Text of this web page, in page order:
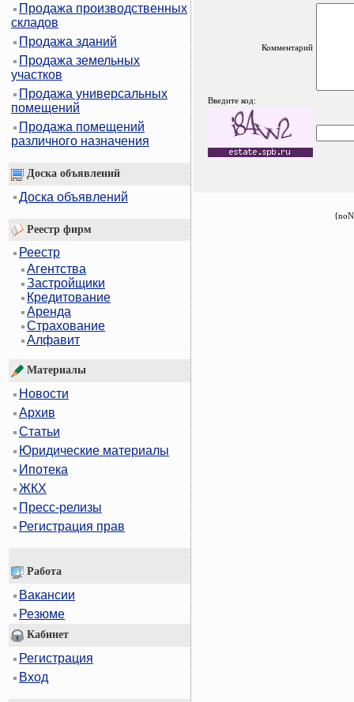
Продажа производственных
складов
Продажа зданий
Продажа земельных
участков
Продажа универсальных
помещений
Продажа помещений
различного назначения
Доска объявлений
Доска объявлений
Реестр фирм
Реестр
Агентства
Застройщики
Кредитование
Аренда
Страхование
Алфавит
Материалы
Новости
Архив
Статьи
Юридические материалы
Ипотека
ЖКХ
Пресс-релизы
Регистрация прав
Работа
Вакансии
Резюме
Кабинет
Регистрация
Вход
Комментарий
Введите код: